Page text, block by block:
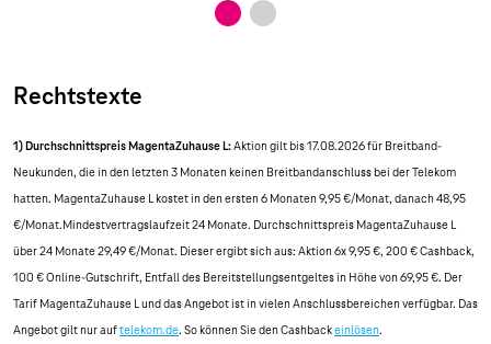
Rechtstexte
1) Durchschnittspreis MagentaZuhause L:Aktion gilt bis 17.08.2026 für Breitband-
Neukunden, die in den letzten 3 Monaten keinen Breitbandanschluss bei der Telekom
hatten. MagentaZuhause L kostet in den ersten 6 Monaten 9,95 €/Monat, danach 48,95
€/Monat.Mindestvertragslaufzeit 24 Monate. Durchschnittspreis MagentaZuhause L
über 24 Monate 29,49 €/Monat. Dieser ergibt sich aus: Aktion 6x 9,95 €, 200 € Cashback,
100 € Online-Gutschrift, Entfall des Bereitstellungsentgeltes in Höhe von 69,95 €. Der
Tarif MagentaZuhause L und das Angebot ist in vielen Anschlussbereichen verfügbar. Das
Angebot gilt nur auftelekom.de. So können Sie den Cashbackeinlösen.